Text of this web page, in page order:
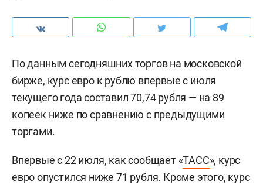
По данным сегодняшних торгов на московской
бирже, курс евро к рублю впервые с июля
текущего года составил 70,74 рубля — на 89
копеек ниже по сравнению с предыдущими
торгами.
Впервые с 22 июля, как сообщает «ТАСС», курс
евро опустился ниже 71 рубля. Кроме этого, курс